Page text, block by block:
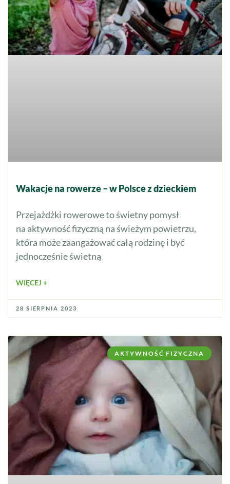
Wakacje na rowerze – w Polsce z dzieckiem
Przejażdżki rowerowe to świetny pomysł
na aktywność fizyczną na świeżym powietrzu,
która może zaangażować całą rodzinę i być
jednocześnie świetną
WIĘCEJ +
28 SIERPNIA 2023
AKTYWNOŚĆ FIZYCZNA